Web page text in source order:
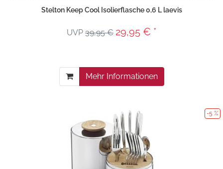
Stelton Keep Cool Isolierflasche 0,6 L laevis
UVP 39,95 € 29,95 € *
Mehr Informationen
-5 %